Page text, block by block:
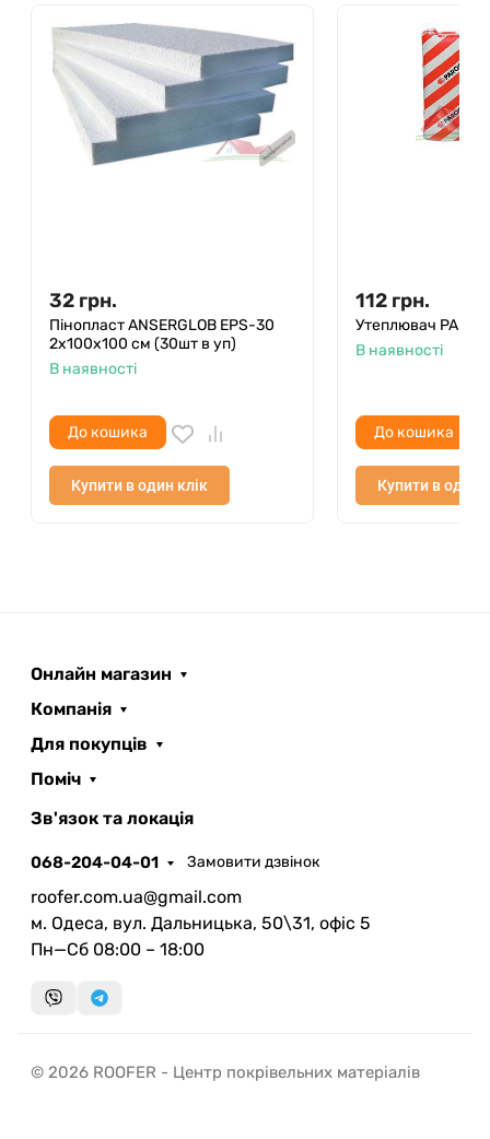
32 грн.
Пінопласт ANSERGLOB EPS-30
2х100х100 см (30шт в уп)
В наявності
До кошика
Купити в один клік
112 грн.
Утеплювач
В наявності
До кошика
Купити в один
Онлайн магазин
Компанія
Для покупців
Поміч
Зв'язок та локація
068-204-04-01 Замовити дзвінок
roofer.com.ua@gmail.com
м. Одеса, вул. Дальницька, 50\31, офіс 5
Пн—Сб 08:00 – 18:00
© 2026 ROOFER - Центр покрівельних матеріалів
AI помічник
миттєвий зворотний виклик